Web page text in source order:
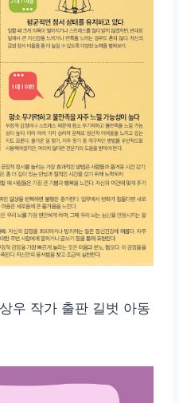
우 작가 출판 길벗 아동